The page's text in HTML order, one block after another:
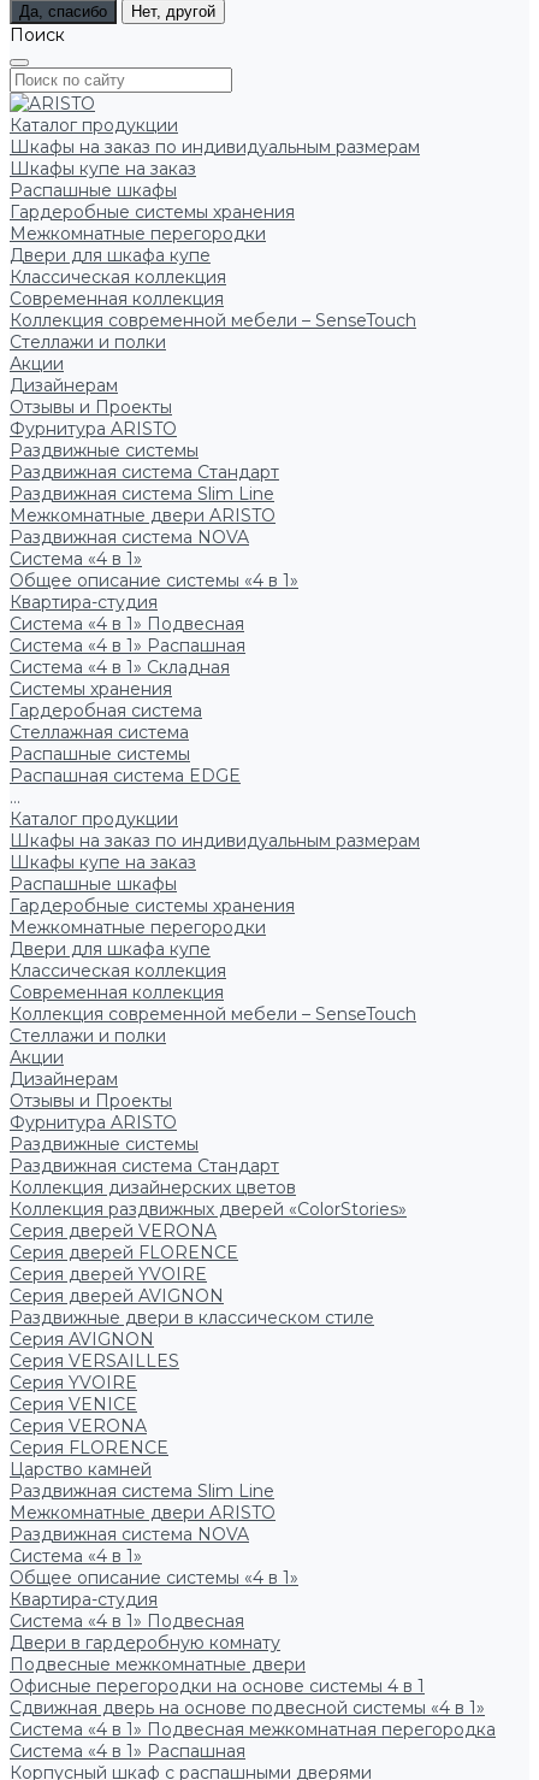
Да, спасибо Нет, другой
Поиск
Каталог продукции
Шкафы на заказ по индивидуальным размерам
Шкафы купе на заказ
Распашные шкафы
Гардеробные системы хранения
Межкомнатные перегородки
Двери для шкафа купе
Классическая коллекция
Современная коллекция
Коллекция современной мебели – SenseTouch
Стеллажи и полки
Акции
Дизайнерам
Отзывы и Проекты
Фурнитура ARISTO
Раздвижные системы
Раздвижная система Стандарт
Раздвижная система Slim Line
Межкомнатные двери ARISTO
Раздвижная система NOVA
Система «4 в 1»
Общее описание системы «4 в 1»
Квартира-студия
Система «4 в 1» Подвесная
Система «4 в 1» Распашная
Система «4 в 1» Складная
Системы хранения
Гардеробная система
Стеллажная система
Распашные системы
Распашная система EDGE
...
Каталог продукции
Шкафы на заказ по индивидуальным размерам
Шкафы купе на заказ
Распашные шкафы
Гардеробные системы хранения
Межкомнатные перегородки
Двери для шкафа купе
Классическая коллекция
Современная коллекция
Коллекция современной мебели – SenseTouch
Стеллажи и полки
Акции
Дизайнерам
Отзывы и Проекты
Фурнитура ARISTO
Раздвижные системы
Раздвижная система Стандарт
Коллекция дизайнерских цветов
Коллекция раздвижных дверей «ColorStories»
Серия дверей VERONA
Серия дверей FLORENCE
Серия дверей YVOIRE
Серия дверей AVIGNON
Раздвижные двери в классическом стиле
Серия AVIGNON
Серия VERSAILLES
Серия YVOIRE
Серия VENICE
Серия VERONA
Серия FLORENCE
Царство камней
Раздвижная система Slim Line
Межкомнатные двери ARISTO
Раздвижная система NOVA
Система «4 в 1»
Общее описание системы «4 в 1»
Квартира-студия
Система «4 в 1» Подвесная
Двери в гардеробную комнату
Подвесные межкомнатные двери
Офисные перегородки на основе системы 4 в 1
Сдвижная дверь на основе подвесной системы «4 в 1»
Система «4 в 1» Подвесная межкомнатная перегородка
Система «4 в 1» Распашная
Корпусный шкаф с распашными дверями